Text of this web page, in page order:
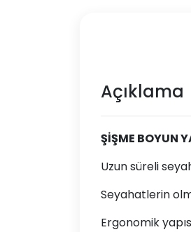
Açıklama
ŞİŞME BOYUN
Uzun süreli
Seyahatlerin
Ergonomik